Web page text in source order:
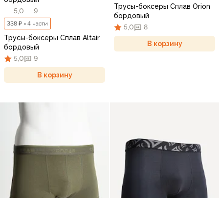
5,0
9
338 ₽ × 4 части
Трусы-боксеры Сплав Altair
бордовый
5,0
9
В корзину
Трусы-боксеры Сплав Orion
бордовый
5,0
8
В корзину